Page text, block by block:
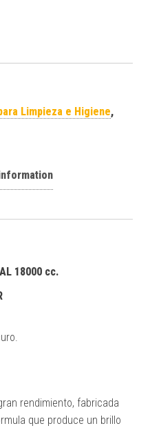
Claro / Roble Oscuro x 18000
Limpieza e Higiene,
18000 cc.
rendimiento, fabricada
que produce un brillo